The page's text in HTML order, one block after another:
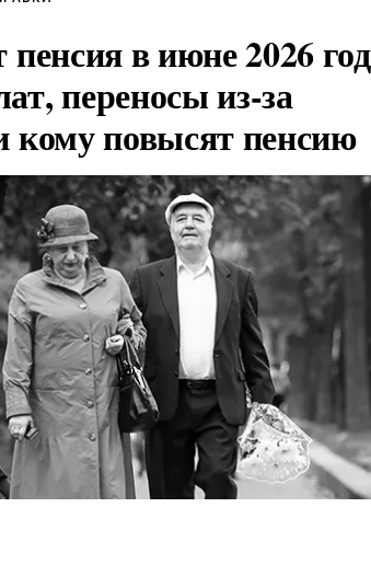
пенсия в июне 2026
переносы из-за
кому повысят пенсию